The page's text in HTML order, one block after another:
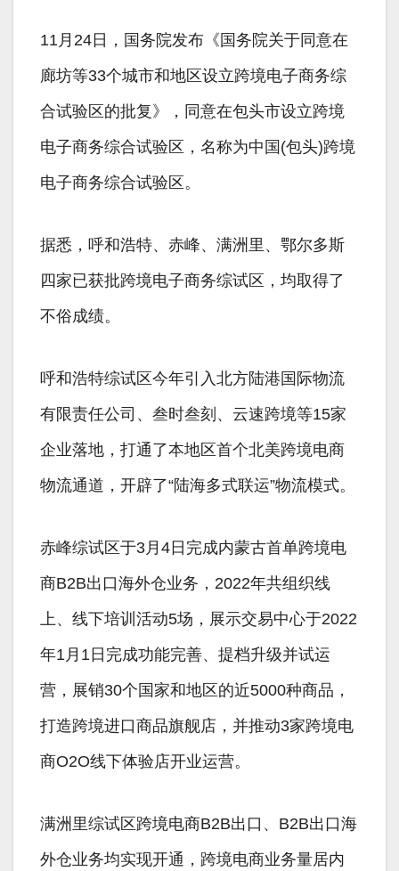
11月24日，国务院发布《国务院关于同意在
廊坊等33个城市和地区设立跨境电子商务综
合试验区的批复》，同意在包头市设立跨境
电子商务综合试验区，名称为中国(包头)跨境
电子商务综合试验区。
据悉，呼和浩特、赤峰、满洲里、鄂尔多斯
四家已获批跨境电子商务综试区，均取得了
不俗成绩。
呼和浩特综试区今年引入北方陆港国际物流
有限责任公司、叁时叁刻、云速跨境等15家
企业落地，打通了本地区首个北美跨境电商
物流通道，开辟了“陆海多式联运”物流模式。
赤峰综试区于3月4日完成内蒙古首单跨境电
商B2B出口海外仓业务，2022年共组织线
上、线下培训活动5场，展示交易中心于2022
年1月1日完成功能完善、提档升级并试运
营，展销30个国家和地区的近5000种商品，
打造跨境进口商品旗舰店，并推动3家跨境电
商O2O线下体验店开业运营。
满洲里综试区跨境电商B2B出口、B2B出口海
外仓业务均实现开通，跨境电商业务量居内